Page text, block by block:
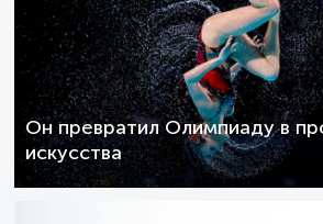
Он превратил Олимпиаду в
искусства